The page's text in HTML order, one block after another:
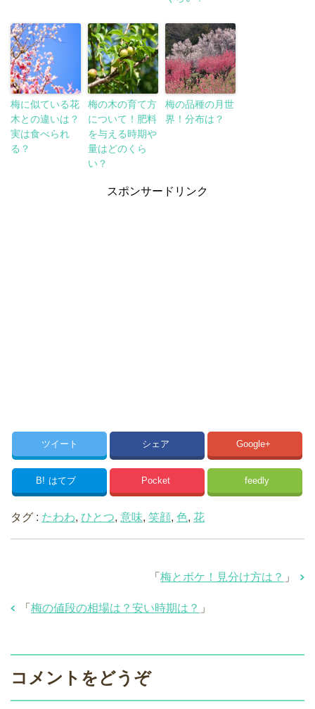
梅に似ている花
木との違いは？
実は食べられ
る？
梅の木の育て方
について！肥料
を与える時期や
量はどのくら
い？
梅の品種の月世
界！分布は？
スポンサードリンク
ツイート シェア Google+
B! はてブ Pocket feedly
タグ : たわわ, ひとつ, 意味, 笑顔, 色, 花
「 梅とボケ！見分け方は？ 」
「 梅の値段の相場は？安い時期は？ 」
コメントをどうぞ